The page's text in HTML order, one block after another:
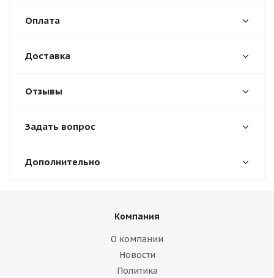
Оплата
Доставка
Отзывы
Задать вопрос
Дополнительно
Компания
О компании
Новости
Политика